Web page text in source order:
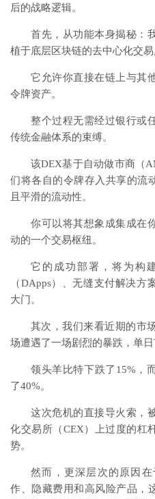
后的战略逻辑。
首先，从功能本身揭秘：
植于底层区块链的去中心化交易
它允许你直接在链上与其
令牌资产。
整个过程无需经过银行或
传统金融体系的束缚。
该DEX基于自动做市商（
们将各自的令牌存入共享的流
且平滑的流动性。
你可以将其想象成集成在
动的一个交易枢纽。
它的成功部署，将为构
（DApps）、无缝支付解决方
大门。
其次，我们来看近期的市
场遭遇了一场剧烈的暴跌，单日
领头羊比特下跌了15%，
了40%。
这次危机的直接导火索，
化交易所（CEX）上过度的杠
势。
然而，更深层次的原因
作、隐藏费用和高风险产品，